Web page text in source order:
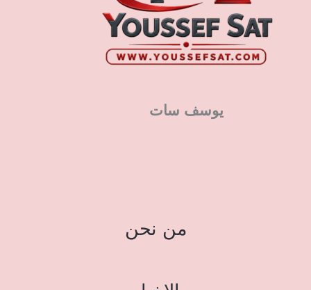
يوسف سات
من نحن